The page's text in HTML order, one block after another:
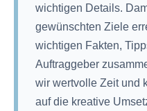
wichtigen Details.
gewünschten Ziele
wichtigen Fakten,
Auftraggeber
wir wertvolle Zeit und
auf die kreative